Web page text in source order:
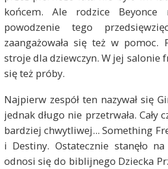
końcem. Ale rodzice
powodzenie tego
zaangażowała się też w pomoc.
stroje dla dziewczyn. W jej salonie
się też próby.
Najpierw zespół ten nazywał się
jednak długo nie przetrwała. Cały
bardziej chwytliwej... Something
i Destiny. Ostatecznie stanęło
odnosi się do biblijnego Dziecka